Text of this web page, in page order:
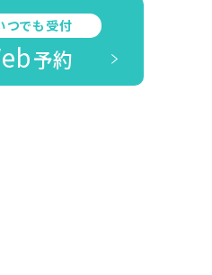
つでも受付
予約